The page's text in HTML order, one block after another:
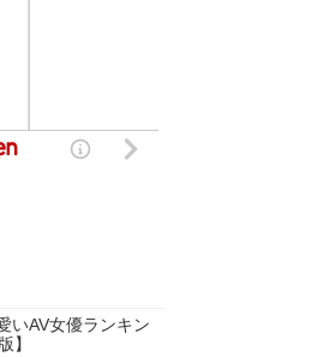
いAV女優ランキン
】